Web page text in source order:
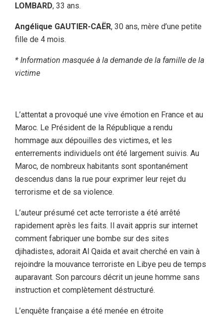
LOMBARD, 33 ans.
Angélique GAUTIER-CAËR, 30 ans, mère d’une petite
fille de 4 mois.
* Information masquée à la demande de la famille de la
victime
L’attentat a provoqué une vive émotion en France et au
Maroc. Le Président de la République a rendu
hommage aux dépouilles des victimes, et les
enterrements individuels ont été largement suivis. Au
Maroc, de nombreux habitants sont spontanément
descendus dans la rue pour exprimer leur rejet du
terrorisme et de sa violence.
L’auteur présumé cet acte terroriste a été arrêté
rapidement après les faits. Il avait appris sur internet
comment fabriquer une bombe sur des sites
djihadistes, adorait Al Qaida et avait cherché en vain à
rejoindre la mouvance terroriste en Libye peu de temps
auparavant. Son parcours décrit un jeune homme sans
instruction et complètement déstructuré.
L’enquête française a été menée en étroite